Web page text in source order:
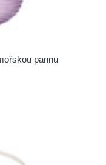
pannu